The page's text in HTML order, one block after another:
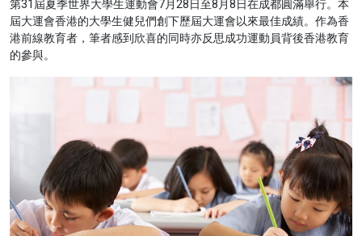
第31屆夏季世界大學生運動會7月28日至8月8日在成都圓滿舉行。本
屆大運會香港的大學生健兒們創下歷屆大運會以來最佳成績。作為香
港前線教育者，筆者感到欣喜的同時亦反思成功運動員背後香港教育
的參與。